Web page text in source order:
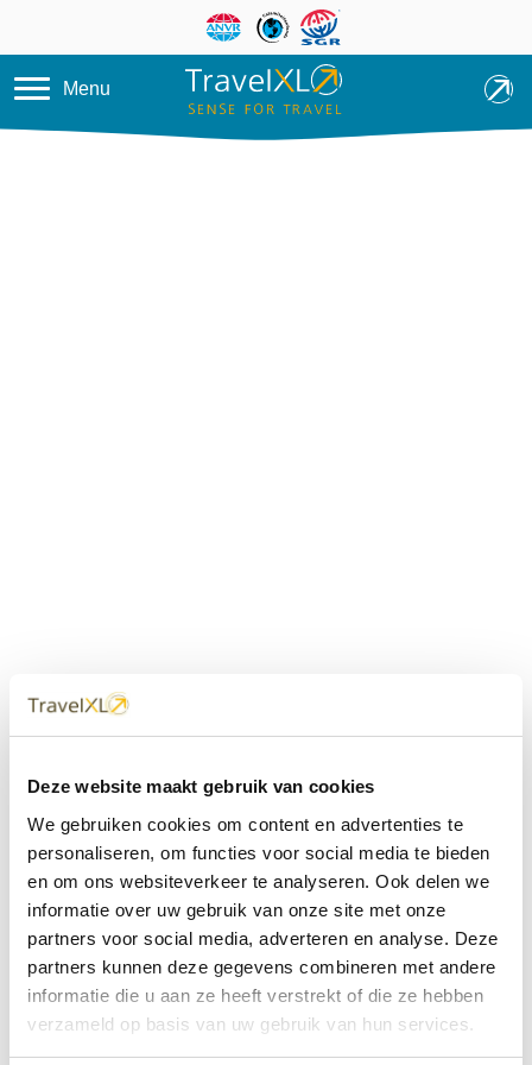
Deze website maakt gebruik van cookies
We gebruiken cookies om content en advertenties te
personaliseren, om functies voor social media te bieden
en om ons websiteverkeer te analyseren. Ook delen we
informatie over uw gebruik van onze site met onze
partners voor social media, adverteren en analyse. Deze
partners kunnen deze gegevens combineren met andere
informatie die u aan ze heeft verstrekt of die ze hebben
verzameld op basis van uw gebruik van hun services.
Overslaan en naar de inhoud
Menu
dichtbij
Met 60+ verkooppunten in Nederland en België staan wij
met onze XL Travelcenters, mobiele reisadviseurs van
TravelXL@Home en deze website altijd voor uw vakantie
klaar.
• Ontzorgen van A-Z • Onafhankelijk advies • Maatwerk •
Bespaar tijd en stress
TravelXLreisbureau's